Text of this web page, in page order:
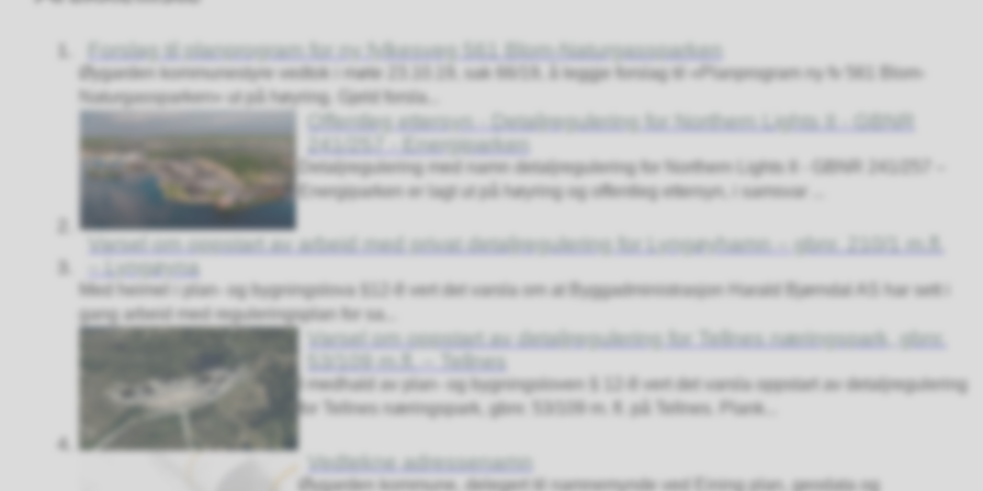
Forslag til planprogram for ny fylkesveg 561 Blom-Naturgassparken
Øygarden kommunestyre vedtok i møte 23.10.19, sak 66/19, å leggje forslag til «Planprogram ny fv 561 Blom-
Naturgassparken» ut på høyring. Gjeld forsla...
Offentleg ettersyn - Detaljregulering for Northern Lights II - GBNR
241/257 - Energiparken
Detaljregulering med namn detaljregulering for Northern Lights II - GBNR 241/257 –
Energiparken er lagt ut på høyring og offentleg ettersyn, i samsvar ...
Varsel om oppstart av arbeid med privat detaljregulering for Lyngøyhamn – gbnr. 210/1 m.fl.
– Lyngøyna
Med heimel i plan- og bygningslova §12-8 vert det varsla om at Byggadministrasjon Harald Bjørndal AS har sett i
gang arbeid med reguleringsplan for sa...
Varsel om oppstart av detaljregulering for Tellnes næringspark, gbnr.
53/109 m.fl. – Tellnes
I medhald av plan- og bygningsloven § 12-8 vert det varsla oppstart av detaljregulering
for Tellnes næringspark, gbnr. 53/109 m. fl. på Tellnes. Plank...
Vedtekne adressenamn
Øygarden kommune, delegert til namnemynde ved Eining plan, geodata og